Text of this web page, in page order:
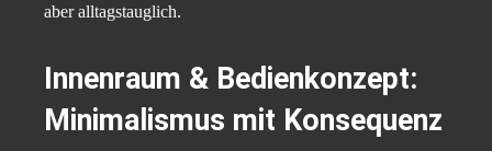
aber alltagstauglich.
Innenraum & Bedienkonzept:
Minimalismus mit Konsequenz